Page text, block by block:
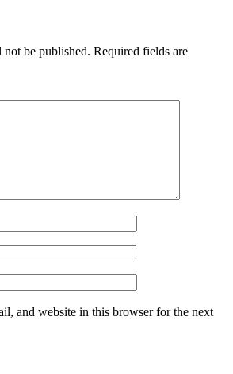
be published. Required fields are
and website in this browser for the next